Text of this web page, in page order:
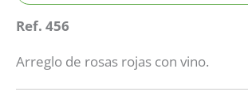
Ref. 456
Arreglo de rosas rojas con vino.